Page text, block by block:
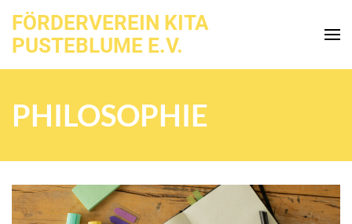
Zum
Inhalt
springen
(Enter
FÖRDERVEREIN KITA
PUSTEBLUME E.V.
PHILOSOPHIE